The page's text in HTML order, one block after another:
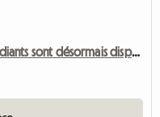
Les chambres partagées pour les étudiants sont désormais disponibles pour une durée limitée